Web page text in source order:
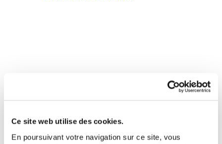
Ce site web utilise des cookies.
En poursuivant votre navigation sur ce site, vous